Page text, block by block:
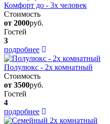
Комфорт до - 3х человек
Стоимость
от 2000руб.
Гостей
3
подробнее
Полулюкс - 2х комнатный
Стоимость
от 3500руб.
Гостей
4
подробнее